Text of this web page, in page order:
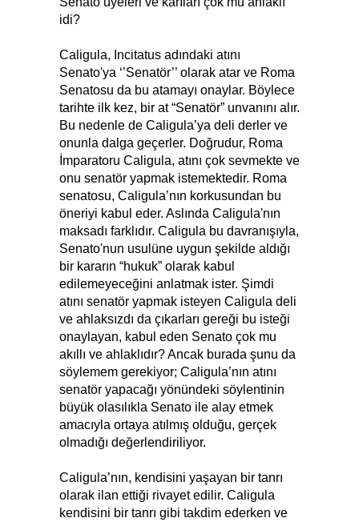
idi?
Caligula, Incitatus adındaki atını
Senato'ya ‘’Senatör’’ olarak atar ve Roma
Senatosu da bu atamayı onaylar. Böylece
tarihte ilk kez, bir at “Senatör” unvanını alır.
Bu nedenle de Caligula’ya deli derler ve
onunla dalga geçerler. Doğrudur, Roma
İmparatoru Caligula, atını çok sevmekte ve
onu senatör yapmak istemektedir. Roma
senatosu, Caligula’nın korkusundan bu
öneriyi kabul eder. Aslında Caligula'nın
maksadı farklıdır. Caligula bu davranışıyla,
Senato'nun usulüne uygun şekilde aldığı
bir kararın “hukuk” olarak kabul
edilemeyeceğini anlatmak ister. Şimdi
atını senatör yapmak isteyen Caligula deli
ve ahlaksızdı da çıkarları gereği bu isteği
onaylayan, kabul eden Senato çok mu
akıllı ve ahlaklıdır? Ancak burada şunu da
söylemem gerekiyor; Caligula’nın atını
senatör yapacağı yönündeki söylentinin
büyük olasılıkla Senato ile alay etmek
amacıyla ortaya atılmış olduğu, gerçek
olmadığı değerlendiriliyor.
Caligula’nın, kendisini yaşayan bir tanrı
olarak ilan ettiği rivayet edilir. Caligula
kendisini bir tanrı gibi takdim ederken ve